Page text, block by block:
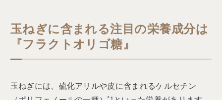
玉ねぎに含まれる注目の栄養成分は
『フラクトオリゴ糖』
玉ねぎには、硫化アリルや皮に含まれるケルセチン